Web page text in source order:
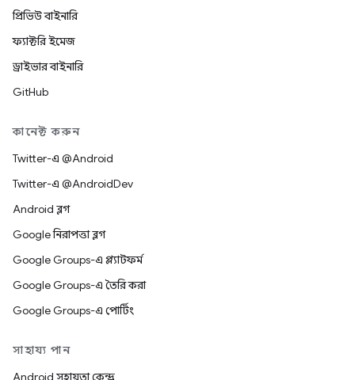
প্রিভিউ বাইনারি
ফ্যাক্টরি ইমেজ
ড্রাইভার বাইনারি
GitHub
কানেক্ট করুন
Twitter-এ @Android
Twitter-এ @AndroidDev
Android ব্লগ
Google নিরাপত্তা ব্লগ
Google Groups-এ প্ল্যাটফর্ম
Google Groups-এ তৈরি করা
Google Groups-এ পোর্টিং
সাহায্য পান
Android সহায়তা কেন্দ্র